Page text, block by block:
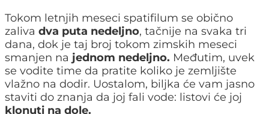
Tokom letnjih meseci spatifilum se obično
zaliva dva puta nedeljno, tačnije na svaka tri
dana, dok je taj broj tokom zimskih meseci
smanjen na jednom nedeljno. Međutim, uvek
se vodite time da pratite koliko je zemljište
vlažno na dodir. Uostalom, biljka će vam jasno
staviti do znanja da joj fali vode: listovi će joj
klonuti na dole.